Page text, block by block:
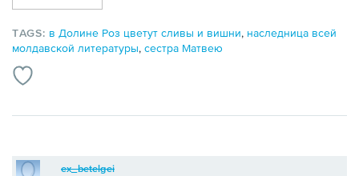
TAGS: в Долине Роз цветут сливы и вишни, наследница всей
молдавской литературы, сестра Матвею
ex_betelgei